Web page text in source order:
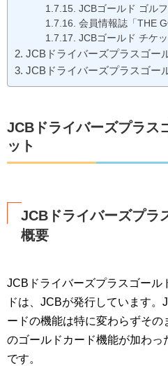
JCBゴールド ゴル
会員情報誌「THE
JCBゴールド チケ
JCBドライバーズプラスゴー
JCBドライバーズプラスゴー
JCBドライバーズプラス
ット
JCBドライバーズプラ
概要
JCBドライバーズプラスゴール
ドは、JCBが発行しています
ードの機能は特に変わらずそ
のゴールドカード機能が加わっ
です。